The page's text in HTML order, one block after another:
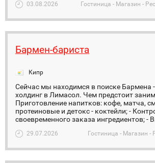
03.08.2026 Гостиница - Магазин -
Бармен-бариста
Кипр
Сейчас мы находимся в поиске Бармена -
холдинг в Лимасол. Чем предстоит
Приготовление напитков: кофе, матча,
протеиновые и детокс - коктейли; -
своевременного заказа ингредиентов; -
29.07.2026 Гостиница - Магазин